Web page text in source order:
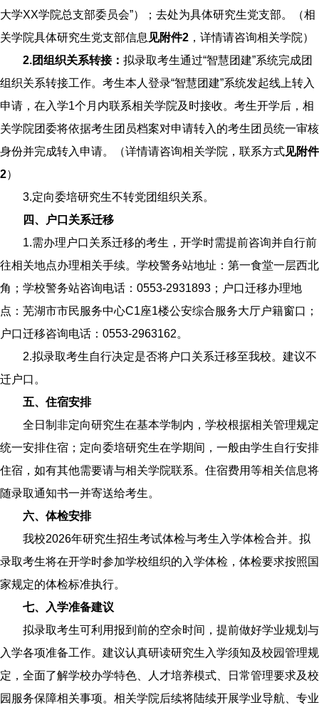
大学XX学院总支部委员会”）；去处为具体研究生党支部。（相
关学院具体研究生党支部信息 见附件2 ，详情请咨询相关学院）
2.团组织关系转接： 拟录取考生通过“智慧团建”系统完成团
组织关系转接工作。考生本人登录“智慧团建”系统发起线上转入
申请，在入学1个月内联系相关学院及时接收。考生开学后，相
关学院团委将依据考生团员档案对申请转入的考生团员统一审核
身份并完成转入申请。（详情请咨询相关学院，联系方式见附件
2）
3.定向委培研究生不转党团组织关系。
四、户口关系迁移
1.需办理户口关系迁移的考生，开学时需提前咨询并自行前
往相关地点办理相关手续。学校警务站地址：第一食堂一层西北
角；学校警务站咨询电话：0553-2931893；户口迁移办理地
点：芜湖市市民服务中心C1座1楼公安综合服务大厅户籍窗口；
户口迁移咨询电话：0553-2963162。
2.拟录取考生自行决定是否将户口关系迁移至我校。建议不
迁户口。
五、住宿安排
全日制非定向研究生在基本学制内，学校根据相关管理规定
统一安排住宿；定向委培研究生在学期间，一般由学生自行安排
住宿，如有其他需要请与相关学院联系。住宿费用等相关信息将
随录取通知书一并寄送给考生。
六、体检安排
我校2026年研究生招生考试体检与考生入学体检合并。拟
录取考生将在开学时参加学校组织的入学体检，体检要求按照国
家规定的体检标准执行。
七、入学准备建议
拟录取考生可利用报到前的空余时间，提前做好学业规划与
入学各项准备工作。建议认真研读研究生入学须知及校园管理规
定，全面了解学校办学特色、人才培养模式、日常管理要求及校
园服务保障相关事项。相关学院后续将陆续开展学业导航、专业